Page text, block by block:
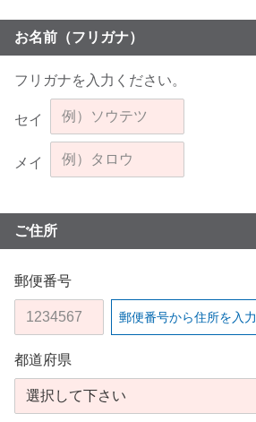
お名前（フリガナ）
フリガナを入力ください。
セイ
メイ
ご住所
郵便番号
郵便番号から住所を入力
都道府県